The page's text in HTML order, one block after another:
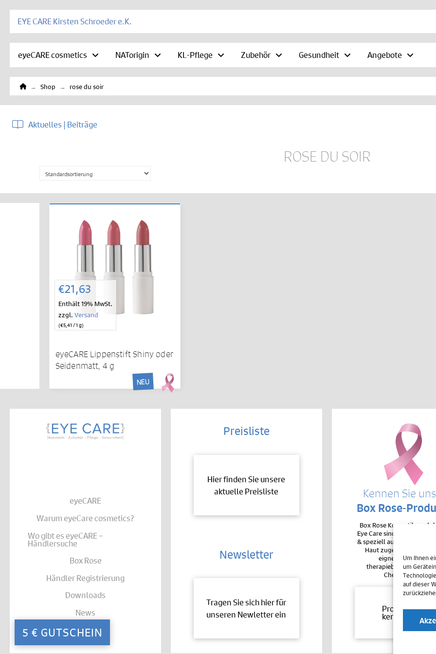
Um Ihnen
um
auf dieser
EYE CARE Kirsten Schroeder e.K.
eyeCARE cosmetics NATorigin KL-Pflege Zubehör Gesundheit Angebote
Home
→ Shop → rose du soir
Aktuelles | Beiträge
5 € GUTSCHEIN
ROSE DU SOIR
€21,63
Enthält 19% MwSt.
zzgl. Versand
(€5,41 / 1 g)
eyeCARE Lippenstift Shiny oder
Seidenmatt, 4 g
NEU
eyeCARE
Warum eyeCare cosmetics?
Wo gibt es eyeCARE –
Händlersuche
Box Rose
Händler Registrierung
Downloads
News
Kontakt
Preisliste
Hier finden Sie unsere
aktuelle Preisliste
Newsletter
Tragen Sie sich hier für
unseren Newletter ein
Kennen Sie
Box Rose-
Box Rose
Eye Care sind sehr
& speziell auf die
Haut zugeschnitten.
eignen sie sich auch
therapiebegleitend bei
Chemotherapie.
Produkte
kennenlernen